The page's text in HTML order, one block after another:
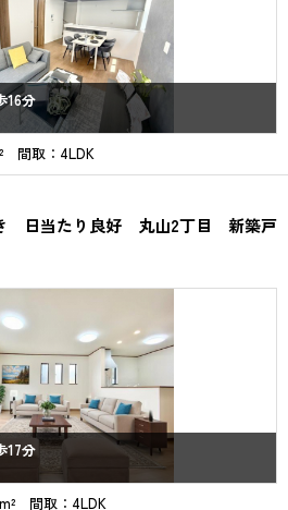
16分
間取：4LDK
日当たり良好 丸山2丁目 新築戸
17分
間取：4LDK